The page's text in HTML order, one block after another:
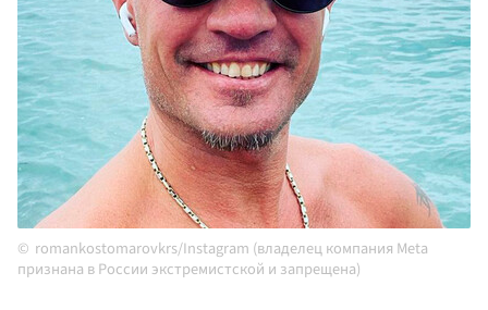
romankostomarovkrs/Instagram (владелец компания Meta
признана в России экстремистской и запрещена)